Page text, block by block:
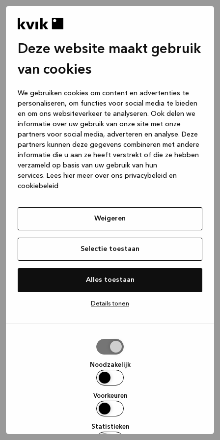
Deze website maakt gebruik
van cookies
We gebruiken cookies om content en advertenties te
personaliseren, om functies voor social media te bieden
en om ons websiteverkeer te analyseren. Ook delen we
informatie over uw gebruik van onze site met onze
partners voor social media, adverteren en analyse. Deze
partners kunnen deze gegevens combineren met andere
informatie die u aan ze heeft verstrekt of die ze hebben
verzameld op basis van uw gebruik van hun
services. Lees hier meer over ons privacybeleid en
cookiebeleid
Weigeren
Selectie toestaan
Alles toestaan
Details tonen
Noodzakelijk
Voorkeuren
Statistieken
(see the browser console for more
information).